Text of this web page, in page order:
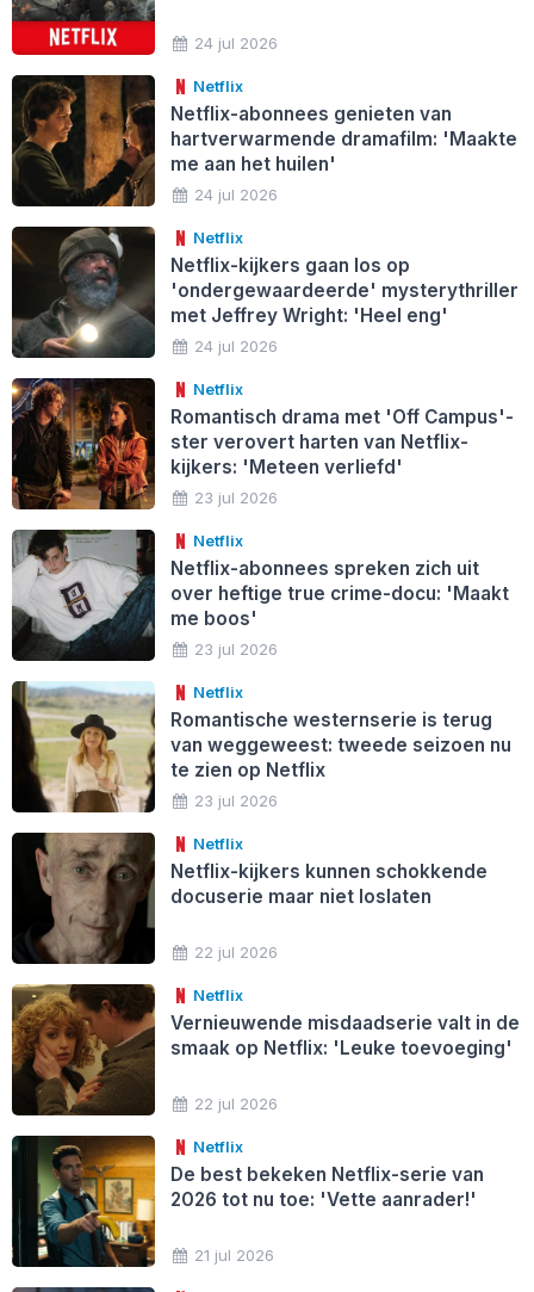
24 jul 2026
Netflix
Netflix-abonnees genieten van
hartverwarmende dramafilm: 'Maakte
me aan het huilen'
24 jul 2026
Netflix
Netflix-kijkers gaan los op
'ondergewaardeerde' mysterythriller
met Jeffrey Wright: 'Heel eng'
24 jul 2026
Netflix
Romantisch drama met 'Off Campus'-
ster verovert harten van Netflix-
kijkers: 'Meteen verliefd'
23 jul 2026
Netflix
Netflix-abonnees spreken zich uit
over heftige true crime-docu: 'Maakt
me boos'
23 jul 2026
Netflix
Romantische westernserie is terug
van weggeweest: tweede seizoen nu
te zien op Netflix
23 jul 2026
Netflix
Netflix-kijkers kunnen schokkende
docuserie maar niet loslaten
22 jul 2026
Netflix
Vernieuwende misdaadserie valt in de
smaak op Netflix: 'Leuke toevoeging'
22 jul 2026
Netflix
De best bekeken Netflix-serie van
2026 tot nu toe: 'Vette aanrader!'
21 jul 2026